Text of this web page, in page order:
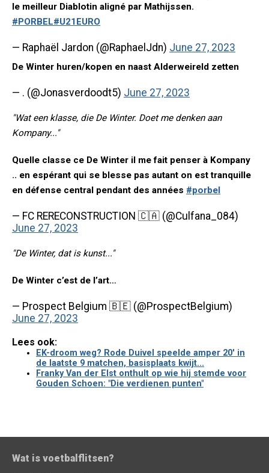
le meilleur Diablotin aligné par Mathijssen.
#PORBEL#U21EURO
— Raphaël Jardon (@RaphaelJdn) June 27, 2023
De Winter huren/kopen en naast Alderweireld zetten
— . (@Jonasverdoodt5) June 27, 2023
"Wat een klasse, die De Winter. Doet me denken aan
Kompany..."
Quelle classe ce De Winter il me fait penser à Kompany
.. en espérant qui se blesse pas autant on est tranquille
en défense central pendant des années #porbel
— FC RERECONSTRUCTION 🇨🇦 (@Culfana_084)
June 27, 2023
"De Winter, dat is kunst..."
De Winter c’est de l’art…
— Prospect Belgium 🇧🇪 (@ProspectBelgium)
June 27, 2023
Lees ook:
EK-droom weg? Rode Duivel speelde amper 20' in
de laatste 9 matchen, basisplaats kwijt...
Franky Van der Elst onthult op wie hij stemde voor
Gouden Schoen: "Die verdienen punten"
Wat is voetbalflitsen?